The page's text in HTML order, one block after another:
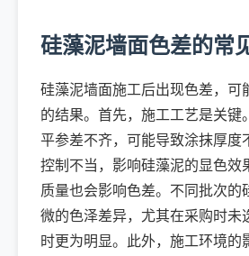
硅藻泥墙面色差的常
硅藻泥墙面施工后出现色差，可
的结果。首先，施工工艺是关键
平参差不齐，可能导致涂抹厚度
控制不当，影响硅藻泥的显色效
质量也会影响色差。不同批次的
微的色泽差异，尤其在采购时未
时更为明显。此外，施工环境的